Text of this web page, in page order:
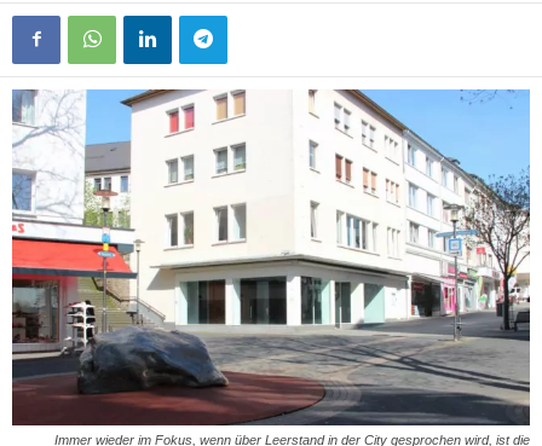
Immer wieder im Fokus, wenn über Leerstand in der City gesprochen wird, ist die